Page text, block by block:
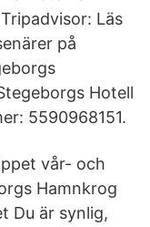
Läs
på
Hotell
5590968151.
vår- och
Hamnkrog
Du är synlig,